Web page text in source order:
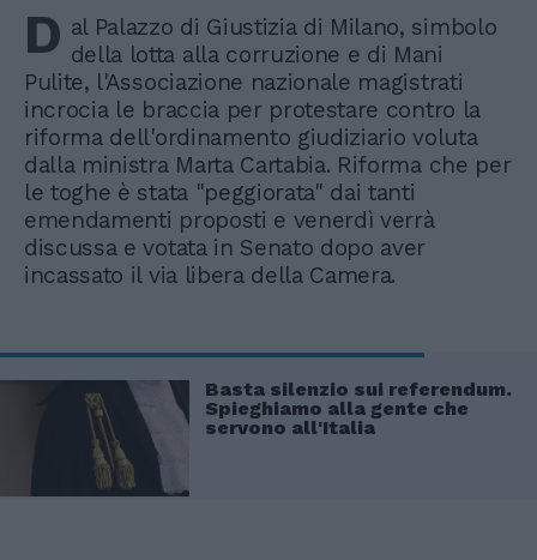
D al Palazzo di Giustizia di Milano, simbolo
della lotta alla corruzione e di Mani
Pulite, l'Associazione nazionale magistrati
incrocia le braccia per protestare contro la
riforma dell'ordinamento giudiziario voluta
dalla ministra Marta Cartabia. Riforma che per
le toghe è stata "peggiorata" dai tanti
emendamenti proposti e venerdì verrà
discussa e votata in Senato dopo aver
incassato il via libera della Camera.
Basta silenzio sui referendum.
Spieghiamo alla gente che
servono all'Italia